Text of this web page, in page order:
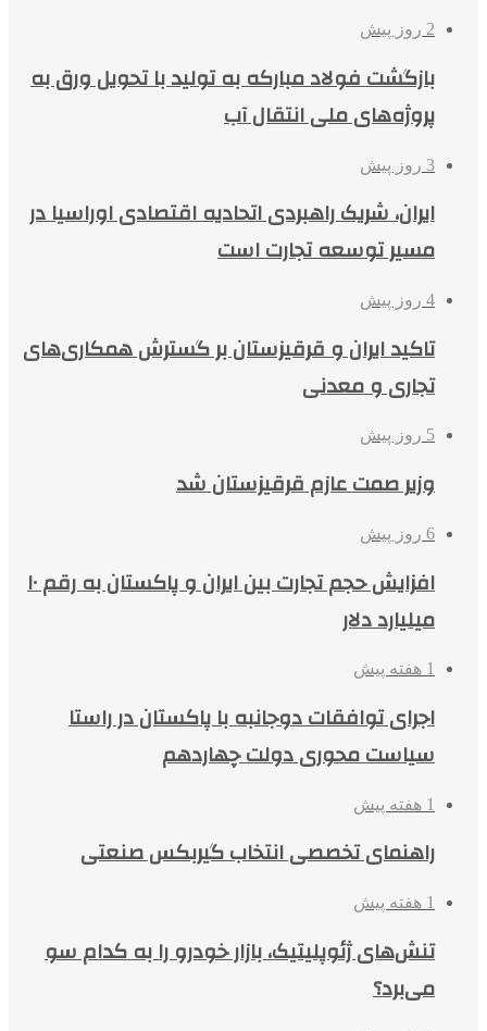
2 روز پیش
بازگشت فولاد مبارکه به تولید با تحویل ورق به
پروژه‌های ملی انتقال آب
3 روز پیش
ایران، شریک راهبردی اتحادیه اقتصادی اوراسیا در
مسیر توسعه تجارت است
4 روز پیش
تاکید ایران و قرقیزستان بر گسترش همکاری‌های
تجاری و معدنی
5 روز پیش
وزیر صمت عازم قرقیزستان شد
6 روز پیش
افزایش حجم تجارت بین ایران و پاکستان به رقم ۱۰
میلیارد دلار
1 هفته پیش
اجرای توافقات دوجانبه با پاکستان در راستا
سیاست محوری دولت چهاردهم
1 هفته پیش
راهنمای تخصصی انتخاب گیربکس صنعتی
1 هفته پیش
تنش‌های ژئوپلیتیک، بازار خودرو را به کدام سو
می‌برد؟